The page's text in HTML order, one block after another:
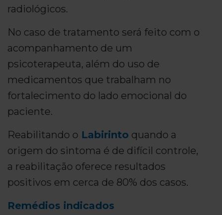
radiológicos.
No caso de tratamento será feito com o
acompanhamento de um
psicoterapeuta, além do uso de
medicamentos que trabalham no
fortalecimento do lado emocional do
paciente.
Reabilitando o Labirinto quando a
origem do sintoma é de difícil controle,
a reabilitação oferece resultados
positivos em cerca de 80% dos casos.
Remédios indicados